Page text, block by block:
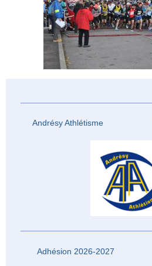
Andrésy Athlétisme
Adhésion 2026-2027